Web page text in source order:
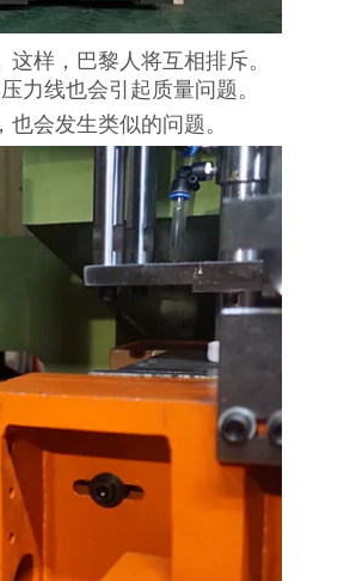
样，巴黎人将互相排斥。
力线也会引起质量问题。
会发生类似的问题。